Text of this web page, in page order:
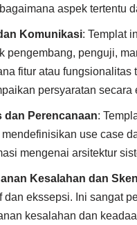
aspek tertentu
Komunikasi: Templat
pengembang, penguji,
fitur atau
persyaratan secara
dan Perencanaan:
use case
mengenai arsitektur
Kesalahan dan
dan ekssepsi. Ini sangat
kesalahan dan